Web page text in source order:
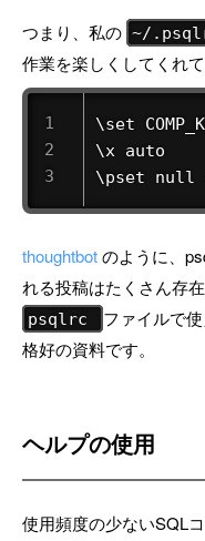
つまり、私の ~/
作業を楽しくしてくれて
\set
\x auto
\pset null
thoughtbotのように、
れる投稿はたくさん存在
psqlrc
ファイルで
格好の資料です。
ヘルプの使用
使用頻度の少ないSQL